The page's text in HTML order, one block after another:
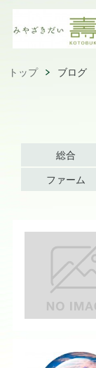
トップ ブログ
総合
ファーム